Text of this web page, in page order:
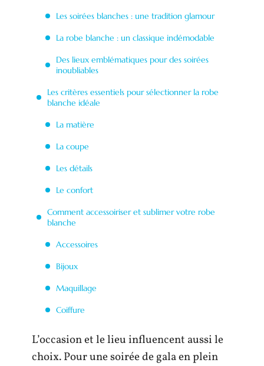
Les soirées blanches : une tradition glamour
La robe blanche : un classique indémodable
Des lieux emblématiques pour des soirées
inoubliables
Les critères essentiels pour sélectionner la robe
blanche idéale
La matière
La coupe
Les détails
Le confort
Comment accessoiriser et sublimer votre robe
blanche
Accessoires
Bijoux
Maquillage
Coiffure
L’occasion et le lieu influencent aussi le
choix. Pour une soirée de gala en plein